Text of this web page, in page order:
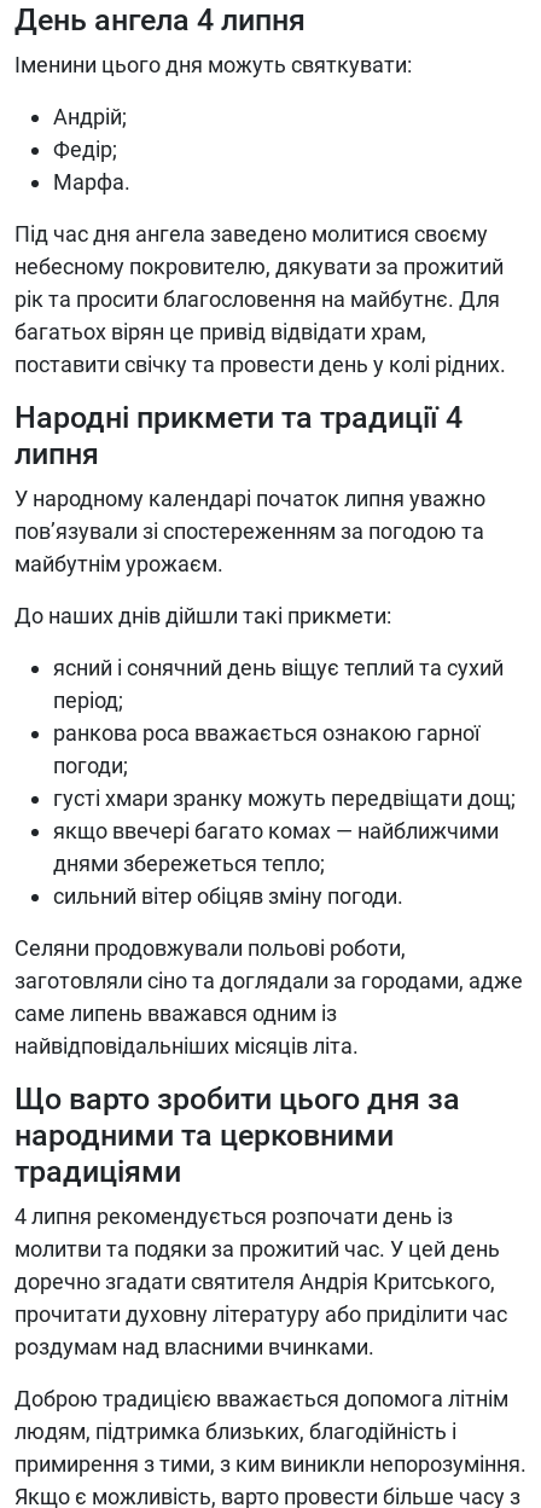
День ангела 4 липня
Іменини цього дня можуть святкувати:
Андрій;
Федір;
Марфа.
Під час дня ангела заведено молитися своєму
небесному покровителю, дякувати за прожитий
рік та просити благословення на майбутнє. Для
багатьох вірян це привід відвідати храм,
поставити свічку та провести день у колі рідних.
Народні прикмети та традиції 4
липня
У народному календарі початок липня уважно
пов’язували зі спостереженням за погодою та
майбутнім урожаєм.
До наших днів дійшли такі прикмети:
ясний і сонячний день віщує теплий та сухий
період;
ранкова роса вважається ознакою гарної
погоди;
густі хмари зранку можуть передвіщати дощ;
якщо ввечері багато комах — найближчими
днями збережеться тепло;
сильний вітер обіцяв зміну погоди.
Селяни продовжували польові роботи,
заготовляли сіно та доглядали за городами, адже
саме липень вважався одним із
найвідповідальніших місяців літа.
Що варто зробити цього дня за
народними та церковними
традиціями
4 липня рекомендується розпочати день із
молитви та подяки за прожитий час. У цей день
доречно згадати святителя Андрія Критського,
прочитати духовну літературу або приділити час
роздумам над власними вчинками.
Доброю традицією вважається допомога літнім
людям, підтримка близьких, благодійність і
примирення з тими, з ким виникли непорозуміння.
Якщо є можливість, варто провести більше часу з